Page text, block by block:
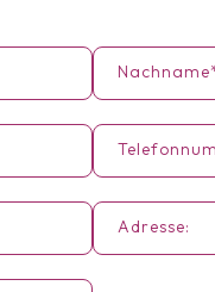
Adresse: